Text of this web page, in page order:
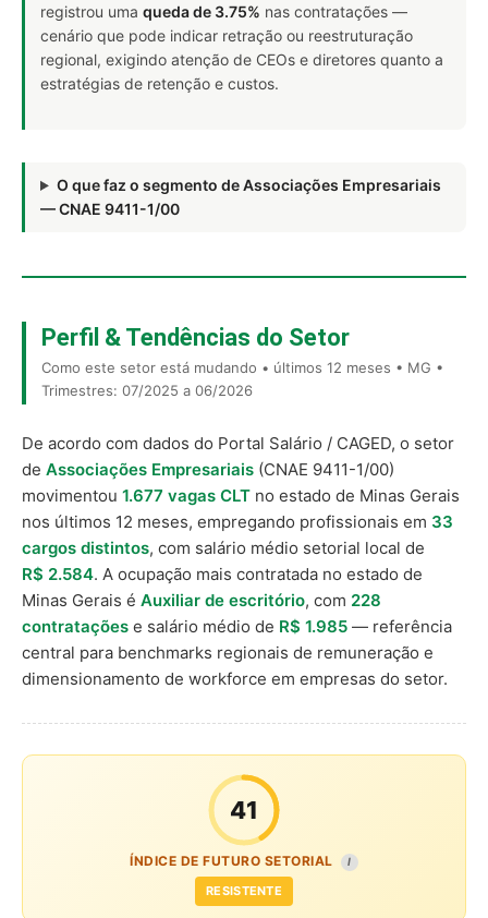
registrou uma queda de 3.75% nas contratações —
cenário que pode indicar retração ou reestruturação
regional, exigindo atenção de CEOs e diretores quanto a
estratégias de retenção e custos.
O que faz o segmento de Associações Empresariais
— CNAE 9411-1/00
Perfil & Tendências do Setor
Como este setor está mudando • últimos 12 meses • MG •
Trimestres: 07/2025 a 06/2026
De acordo com dados do Portal Salário / CAGED, o setor
de Associações Empresariais (CNAE 9411-1/00)
movimentou 1.677 vagas CLT no estado de Minas Gerais
nos últimos 12 meses, empregando profissionais em 33
cargos distintos, com salário médio setorial local de
R$ 2.584. A ocupação mais contratada no estado de
Minas Gerais é Auxiliar de escritório, com 228
contratações e salário médio de R$ 1.985 — referência
central para benchmarks regionais de remuneração e
dimensionamento de workforce em empresas do setor.
41
ÍNDICE DE FUTURO SETORIAL I
RESISTENTE